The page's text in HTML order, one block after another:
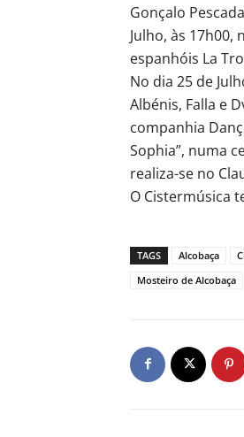
Gonçalo
Julho, às 17h00,
espanhóis La
No dia 25 de
Albénis, Falla e
companhia
Sophia”, numa
realiza-se no
O Cistermúsica
TAGS Alcobaça
Mosteiro de Alcobaça